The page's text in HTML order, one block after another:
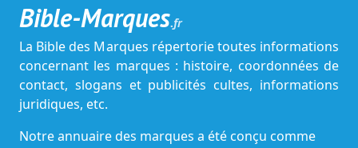
Bible-Marques.fr
La Bible des Marques répertorie toutes informations
concernant les marques : histoire, coordonnées de
contact, slogans et publicités cultes, informations
juridiques, etc.
Notre annuaire des marques a été conçu comme